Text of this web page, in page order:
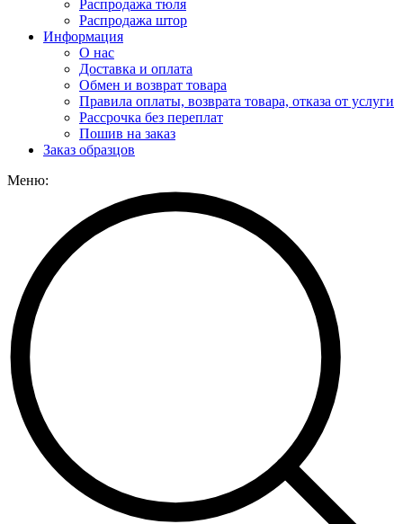
Распродажа тюля
Распродажа штор
Информация
О нас
Доставка и оплата
Обмен и возврат товара
Правила оплаты, возврата товара, отказа от услуги
Рассрочка без переплат
Пошив на заказ
Заказ образцов
Меню: